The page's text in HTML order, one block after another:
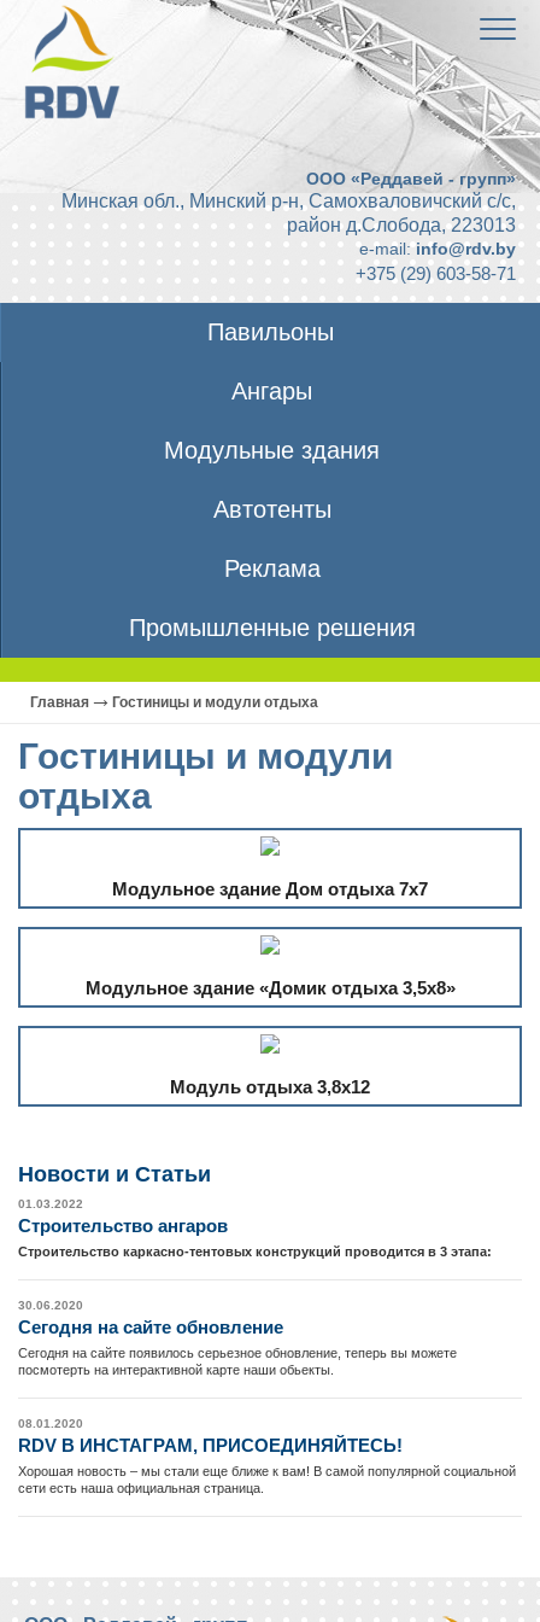
ООО «Реддавей - групп»
Минская обл., Минский р-н, Самохваловичский с/с,
район д.Слобода, 223013
e-mail: info@rdv.by
+375 (29) 603-58-71
Павильоны
Ангары
Модульные здания
Автотенты
Реклама
Промышленные решения
Главная Гостиницы и модули отдыха
Гостиницы и модули
отдыха
Модульное здание Дом отдыха 7х7
Модульное здание «Домик отдыха 3,5х8»
Модуль отдыха 3,8х12
Новости и Cтатьи
01.03.2022
Cтроительство ангаров
Строительство каркасно-тентовых конструкций проводится в 3 этапа:
30.06.2020
Сегодня на сайте обновление
Сегодня на сайте появилось серьезное обновление, теперь вы можете
посмотерть на интерактивной карте наши обьекты.
08.01.2020
RDV В ИНСТАГРАМ, ПРИСОЕДИНЯЙТЕСЬ!
Хорошая новость – мы стали еще ближе к вам! В самой популярной социальной
сети есть наша официальная страница.